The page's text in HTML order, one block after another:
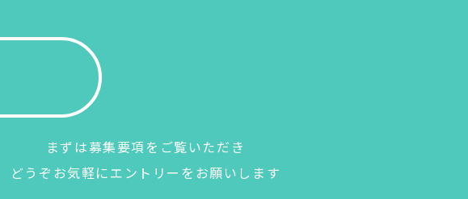
まずは募集要項をご覧いただき
どうぞお気軽にエントリーをお願いします